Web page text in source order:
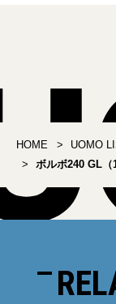
HOME UOMO
ボルボ240 GL（